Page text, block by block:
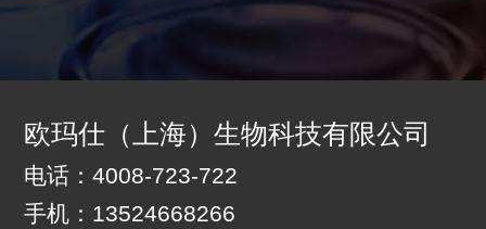
欧玛仕（上海）生物科技有限公司
电话：4008-723-722
手机：13524668266